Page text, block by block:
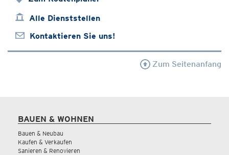
Alle Dienststellen
Kontaktieren Sie uns!
Zum Seitenanfang
BAUEN & WOHNEN
Bauen & Neubau
Kaufen & Verkaufen
Sanieren & Renovieren